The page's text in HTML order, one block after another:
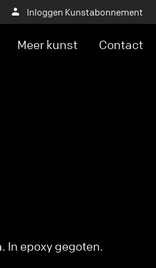
Inloggen Kunstabonnement
Meer kunst Contact
In epoxy gegoten.